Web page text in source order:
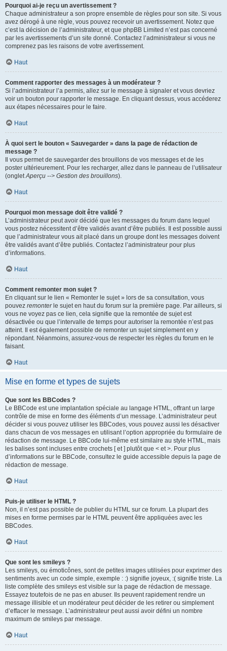
Pourquoi ai-je reçu un avertissement ?
Chaque administrateur a son propre ensemble de règles pour son site. Si vous
avez dérogé à une règle, vous pouvez recevoir un avertissement. Notez que
c’est la décision de l’administrateur, et que phpBB Limited n’est pas concerné
par les avertissements d’un site donné. Contactez l’administrateur si vous ne
comprenez pas les raisons de votre avertissement.
Haut
Comment rapporter des messages à un modérateur ?
Si l’administrateur l’a permis, allez sur le message à signaler et vous devriez
voir un bouton pour rapporter le message. En cliquant dessus, vous accéderez
aux étapes nécessaires pour le faire.
Haut
À quoi sert le bouton « Sauvegarder » dans la page de rédaction de
message ?
Il vous permet de sauvegarder des brouillons de vos messages et de les
poster ultérieurement. Pour les recharger, allez dans le panneau de l’utilisateur
(ongletAperçu --> Gestion des brouillons).
Haut
Pourquoi mon message doit être validé ?
L’administrateur peut avoir décidé que les messages du forum dans lequel
vous postez nécessitent d’être validés avant d’être publiés. Il est possible aussi
que l’administrateur vous ait placé dans un groupe dont les messages doivent
être validés avant d’être publiés. Contactez l’administrateur pour plus
d’informations.
Haut
Comment remonter mon sujet ?
En cliquant sur le lien « Remonter le sujet » lors de sa consultation, vous
pouvez remonterle sujet en haut du forum sur la première page. Par ailleurs, si
vous ne voyez pas ce lien, cela signifie que la remontée de sujet est
désactivée ou que l’intervalle de temps pour autoriser la remontée n’est pas
atteint. Il est également possible de remonter un sujet simplement en y
répondant. Néanmoins, assurez-vous de respecter les règles du forum en le
faisant.
Haut
Mise en forme et types de sujets
Que sont les BBCodes ?
Le BBCode est une implantation spéciale au langage HTML, offrant un large
contrôle de mise en forme des éléments d’un message. L’administrateur peut
décider si vous pouvez utiliser les BBCodes, vous pouvez aussi les désactiver
dans chacun de vos messages en utilisant l’option appropriée du formulaire de
rédaction de message. Le BBCode lui-même est similaire au style HTML, mais
les balises sont incluses entre crochets [ et ] plutôt que < et >. Pour plus
d’informations sur le BBCode, consultez le guide accessible depuis la page de
rédaction de message.
Haut
Puis-je utiliser le HTML ?
Non, il n’est pas possible de publier du HTML sur ce forum. La plupart des
mises en forme permises par le HTML peuvent être appliquées avec les
BBCodes.
Haut
Que sont les smileys ?
Les smileys, ou émoticônes, sont de petites images utilisées pour exprimer des
sentiments avec un code simple, exemple : :) signifie joyeux, :( signifie triste. La
liste complète des smileys est visible sur la page de rédaction de message.
Essayez toutefois de ne pas en abuser. Ils peuvent rapidement rendre un
message illisible et un modérateur peut décider de les retirer ou simplement
d’effacer le message. L’administrateur peut aussi avoir défini un nombre
maximum de smileys par message.
Haut